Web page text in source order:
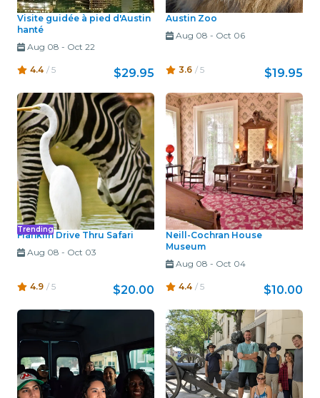
Visite guidée à pied d'Austin
hanté
Aug 08 - Oct 22
4.4 / 5 $29.95
Austin Zoo
Aug 08 - Oct 06
3.6 / 5 $19.95
Trending
Franklin Drive Thru Safari
Aug 08 - Oct 03
4.9 / 5 $20.00
Neill-Cochran House
Museum
Aug 08 - Oct 04
4.4 / 5 $10.00